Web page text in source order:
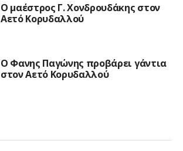
Ο μαέστρος Γ. Χονδρουδάκης στον
Αετό Κορυδαλλού
Ο Φανης Παγώνης προβάρει γάντια
στον Αετό Κορυδαλλού